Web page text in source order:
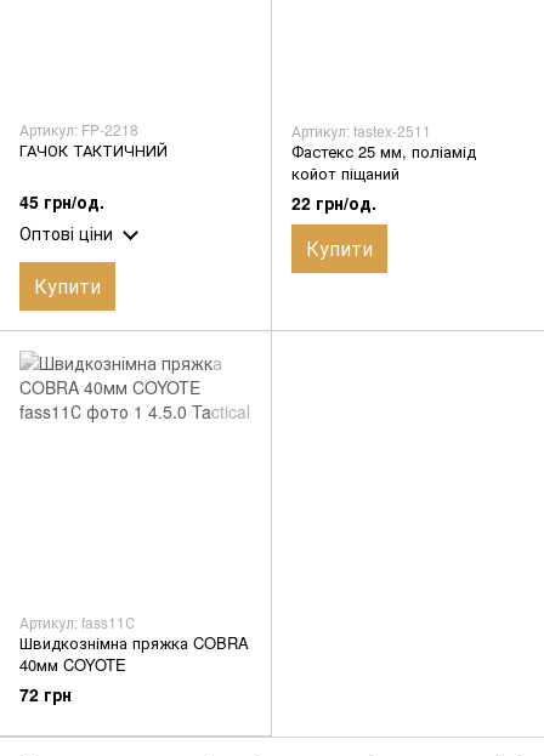
Артикул: FP-2218
ГАЧОК ТАКТИЧНИЙ
45 грн/од.
Оптові ціни
Купити
Артикул: fastex-2511
Фастекс 25 мм, поліамід
койот піщаний
22 грн/од.
Купити
Артикул: fass11С
Швидкознімна пряжка COBRA
40мм COYOTE
72 грн